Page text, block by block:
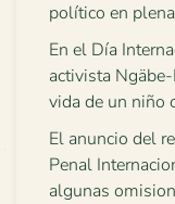
político en
En el Día
activista
vida de un niño
El anuncio del
Penal
algunas